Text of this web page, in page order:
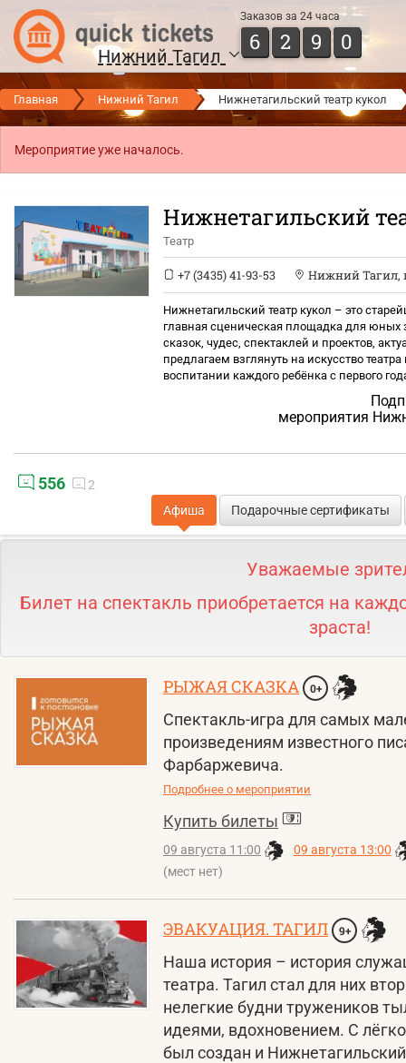
Нижний Тагил
Заказов за 24 часа
6 2 9 0
Главная Нижний Тагил Нижнетагильский театр кукол
Мероприятие уже началось.
Нижнетагильский
Театр
+7 (3435) 41-93-53 Нижний Тагил,
Нижнетагильский театр кукол – это
главная сценическая площадка для юных
сказок, чудес, спектаклей и проектов,
предлагаем взглянуть на искусство
воспитании каждого ребёнка с первого
мероприятия
556
2
Афиша
Подарочные сертификаты
Уважаемые
Билет на спектакль приобретается на
зраста!
РЫЖАЯ СКАЗКА 0+
Спектакль-игра для самых
произведениям известного
Фарбаржевича.
Подробнее о мероприятии
Купить билеты
09 августа 11:00
(мест нет)
09 августа 13:00
ЭВАКУАЦИЯ. ТАГИЛ 9+
Наша история – история
театра. Тагил стал для них
нелегкие будни тружеников
идеями, вдохновением. С
был создан и